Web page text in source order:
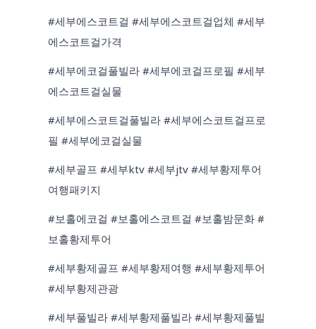
#세부에스코트걸 #세부에스코트걸업체 #세부
에스코트걸가격
#세부에코걸풀빌라 #세부에코걸프로필 #세부
에스코트걸실물
#세부에스코트걸풀빌라 #세부에스코트걸프로
필 #세부에코걸실물
#세부골프 #세부ktv #세부jtv #세부황제투어
여행패키지
#보홀에코걸 #보홀에스코트걸 #보홀밤문화 #
보홀황제투어
#세부황제골프 #세부황제여행 #세부황제투어
#세부황제관광
#세부풀빌라 #세부황제풀빌라 #세부황제풀빌